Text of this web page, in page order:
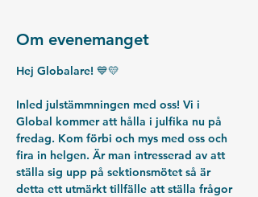
Om evenemanget
Hej Globalare! 💙💛
Inled julstämmningen med oss! Vi i
Global kommer att hålla i julfika nu på
fredag. Kom förbi och mys med oss och
fira in helgen. Är man intresserad av att
ställa sig upp på sektionsmötet så är
detta ett utmärkt tillfälle att ställa frågor